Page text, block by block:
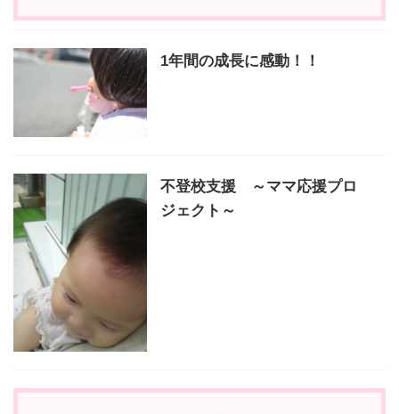
1年間の成長に感動！！
不登校支援 ～ママ応援プロ
ジェクト～